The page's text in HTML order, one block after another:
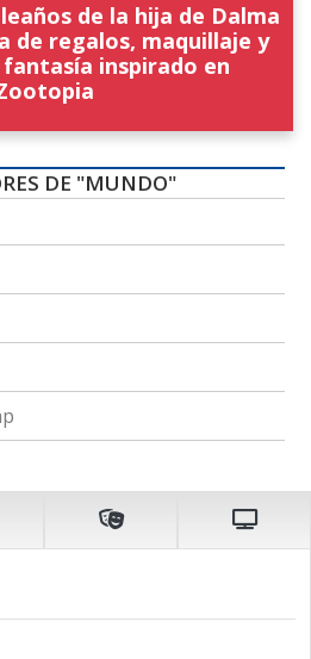
de la hija de Dalma
de regalos, maquillaje y
inspirado en
DE "MUNDO"